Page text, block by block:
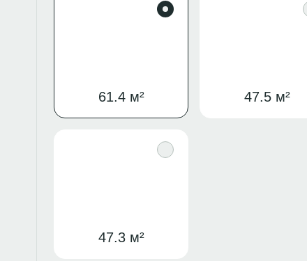
61.4 м² 47.5 м²
47.3 м²